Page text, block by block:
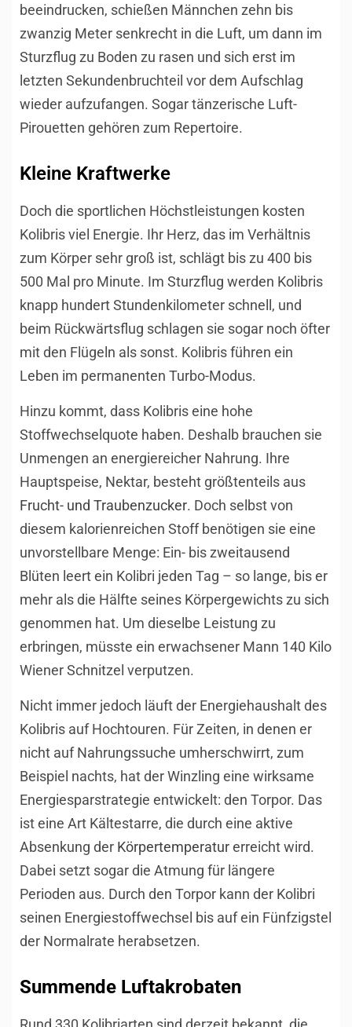
beeindrucken, schießen Männchen zehn bis
zwanzig Meter senkrecht in die Luft, um dann im
Sturzflug zu Boden zu rasen und sich erst im
letzten Sekundenbruchteil vor dem Aufschlag
wieder aufzufangen. Sogar tänzerische Luft-
Pirouetten gehören zum Repertoire.
Kleine Kraftwerke
Doch die sportlichen Höchstleistungen kosten
Kolibris viel Energie. Ihr Herz, das im Verhältnis
zum Körper sehr groß ist, schlägt bis zu 400 bis
500 Mal pro Minute. Im Sturzflug werden Kolibris
knapp hundert Stundenkilometer schnell, und
beim Rückwärtsflug schlagen sie sogar noch öfter
mit den Flügeln als sonst. Kolibris führen ein
Leben im permanenten Turbo-Modus.
Hinzu kommt, dass Kolibris eine hohe
Stoffwechselquote haben. Deshalb brauchen sie
Unmengen an energiereicher Nahrung. Ihre
Hauptspeise, Nektar, besteht größtenteils aus
Frucht- und Traubenzucker. Doch selbst von
diesem kalorienreichen Stoff benötigen sie eine
unvorstellbare Menge: Ein- bis zweitausend
Blüten leert ein Kolibri jeden Tag – so lange, bis er
mehr als die Hälfte seines Körpergewichts zu sich
genommen hat. Um dieselbe Leistung zu
erbringen, müsste ein erwachsener Mann 140 Kilo
Wiener Schnitzel verputzen.
Nicht immer jedoch läuft der Energiehaushalt des
Kolibris auf Hochtouren. Für Zeiten, in denen er
nicht auf Nahrungssuche umherschwirrt, zum
Beispiel nachts, hat der Winzling eine wirksame
Energiesparstrategie entwickelt: den Torpor. Das
ist eine Art Kältestarre, die durch eine aktive
Absenkung der Körpertemperaturerreicht wird.
Dabei setzt sogar die Atmung für längere
Perioden aus. Durch den Torpor kann der Kolibri
seinen Energiestoffwechsel bis auf ein Fünfzigstel
der Normalrate herabsetzen.
Summende Luftakrobaten